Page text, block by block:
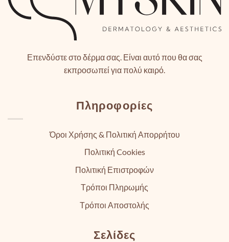
Επενδύστε στο δέρμα σας. Είναι αυτό που θα σας
εκπροσωπεί για πολύ καιρό.
Πληροφορίες
Όροι Χρήσης & Πολιτική Απορρήτου
Πολιτική Cookies
Πολιτική Επιστροφών
Τρόποι Πληρωμής
Τρόποι Αποστολής
Σελίδες